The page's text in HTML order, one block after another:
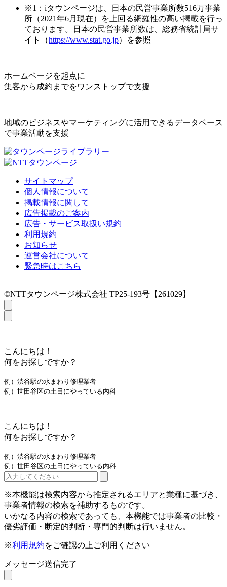
※1：iタウンページは、日本の民営事業所数516万事業
所（2021年6月現在）を上回る網羅性の高い掲載を行っ
ております。日本の民営事業所数は、総務省統計局サ
イト（https://www.stat.go.jp）を参照
ホームページを起点に
集客から成約までをワンストップで支援
地域のビジネスやマーケティングに活用できるデータベース
で事業活動を支援
サイトマップ
個人情報について
掲載情報に関して
広告掲載のご案内
広告・サービス取扱い規約
利用規約
お知らせ
運営会社について
緊急時はこちら
©NTTタウンページ株式会社 TP25-193号【261029】
こんにちは！
何をお探しですか？
例）渋谷駅の水まわり修理業者
例）世田谷区の土日にやっている内科
こんにちは！
何をお探しですか？
例）渋谷駅の水まわり修理業者
例）世田谷区の土日にやっている内科
※本機能は検索内容から推定されるエリアと業種に基づき、
事業者情報の検索を補助するものです。
いかなる内容の検索であっても、本機能では事業者の比較・
優劣評価・断定的判断・専門的判断は行いません。
※利用規約をご確認の上ご利用ください
メッセージ送信完了